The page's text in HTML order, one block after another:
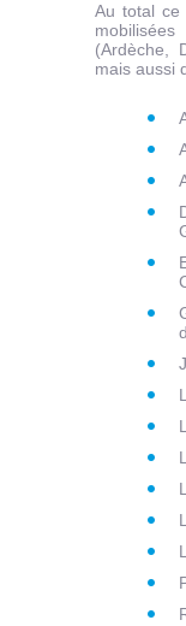
Au total ce
(Ardèche,
mais aussi